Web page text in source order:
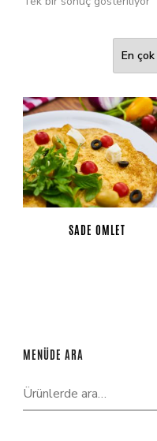
SADE OMLET
MENÜDE ARA